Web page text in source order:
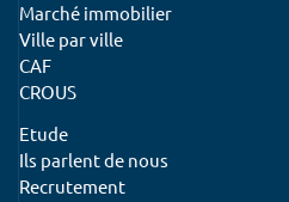
Marché immobilier
Ville par ville
CAF
CROUS
Etude
Ils parlent de nous
Recrutement